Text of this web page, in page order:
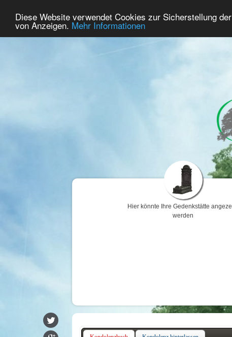
Diese Website verwendet Cookies zur Sicherstellung
von Anzeigen. Mehr Informationen
Home Premium Gedenken
Hier könnte Ihre Gedenkstätte
werden